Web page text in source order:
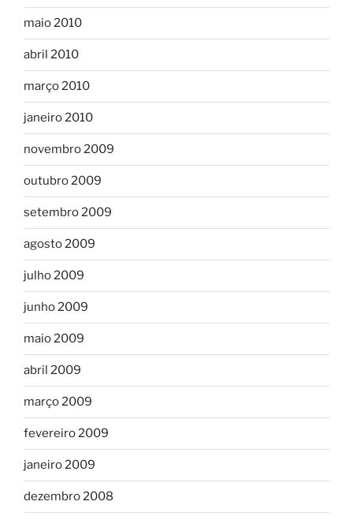
maio 2010
abril 2010
março 2010
janeiro 2010
novembro 2009
outubro 2009
setembro 2009
agosto 2009
julho 2009
junho 2009
maio 2009
abril 2009
março 2009
fevereiro 2009
janeiro 2009
dezembro 2008